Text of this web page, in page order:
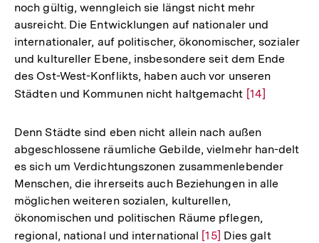
noch gültig, wenngleich sie längst nicht mehr
ausreicht. Die Entwicklungen auf nationaler und
internationaler, auf politischer, ökonomischer, sozialer
und kultureller Ebene, insbesondere seit dem Ende
des Ost-West-Konflikts, haben auch vor unseren
Städten und Kommunen nicht haltgemacht Zur
der
Fußnote
[14]
Denn Städte sind eben nicht allein nach außen
abgeschlossene räumliche Gebilde, vielmehr han-delt
es sich um Verdichtungszonen zusammenlebender
Menschen, die ihrerseits auch Beziehungen in alle
möglichen weiteren sozialen, kulturellen,
ökonomischen und politischen Räume pflegen,
regional, national und international Zur
[15] Dies galt